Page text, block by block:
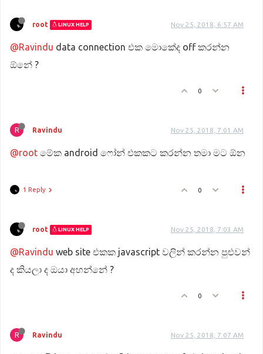
root LINUX HELP Nov 25, 2018, 6:57 AM
@Ravindu data connection එක මොකේද off කරන්න
ඕනේ ?
0
R Ravindu Nov 25, 2018, 7:01 AM
@root මේක android ෆෝන් එකකට කරන්න තමා මට ඕන
1 Reply 0
root LINUX HELP Nov 25, 2018, 7:03 AM
@Ravindu web site එකක javascript වලින් කරන්න පුළුවන්
ද කියලා ද ඔයා අහන්නේ ?
0
R Ravindu Nov 25, 2018, 7:07 AM